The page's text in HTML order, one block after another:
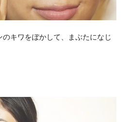
キワをぼかして、まぶたになじ